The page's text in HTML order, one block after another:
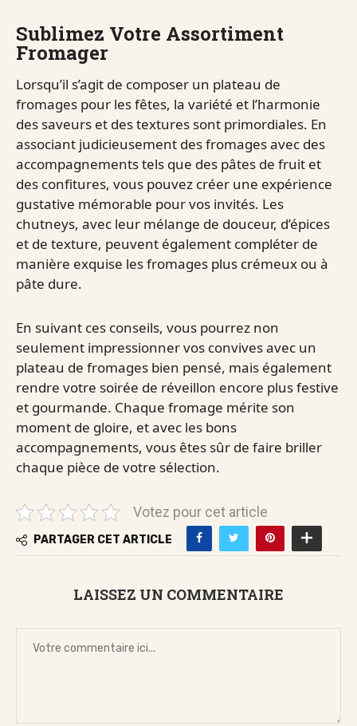
Sublimez Votre Assortiment
Fromager
Lorsqu’il s’agit de composer un plateau de
fromages pour les fêtes, la variété et l’harmonie
des saveurs et des textures sont primordiales. En
associant judicieusement des fromages avec des
accompagnements tels que des pâtes de fruit et
des confitures, vous pouvez créer une expérience
gustative mémorable pour vos invités. Les
chutneys, avec leur mélange de douceur, d’épices
et de texture, peuvent également compléter de
manière exquise les fromages plus crémeux ou à
pâte dure.
En suivant ces conseils, vous pourrez non
seulement impressionner vos convives avec un
plateau de fromages bien pensé, mais également
rendre votre soirée de réveillon encore plus festive
et gourmande. Chaque fromage mérite son
moment de gloire, et avec les bons
accompagnements, vous êtes sûr de faire briller
chaque pièce de votre sélection.
Votez pour cet article
PARTAGER CET ARTICLE
LAISSEZ UN COMMENTAIRE